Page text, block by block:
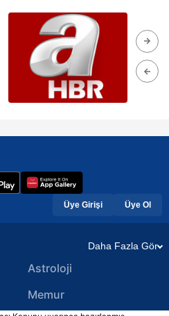
Üye Girişi Üye Ol
Daha Fazla Gör
Astroloji
Memur